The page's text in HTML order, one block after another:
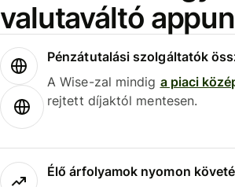
valutaváltó
Pénzátutalási szolgáltatók
A Wise-zal mindig a piaci
rejtett díjaktól mentesen.
Élő árfolyamok nyomon